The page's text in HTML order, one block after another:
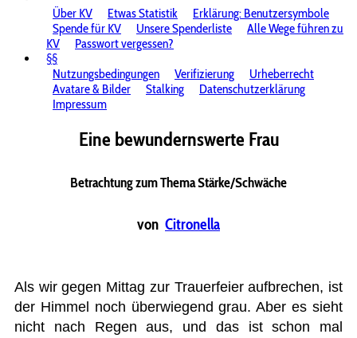
Über KV
Etwas Statistik
Erklärung: Benutzersymbole
Spende für KV
Unsere Spenderliste
Alle Wege führen zu
KV
Passwort vergessen?
§§
Nutzungsbedingungen
Verifizierung
Urheberrecht
Avatare & Bilder
Stalking
Datenschutzerklärung
Impressum
Eine bewundernswerte Frau
Betrachtung zum Thema Stärke/Schwäche
von Citronella
Als wir gegen Mittag zur Trauerfeier aufbrechen, ist
der Himmel noch überwiegend grau. Aber es sieht
nicht nach Regen aus, und das ist schon mal